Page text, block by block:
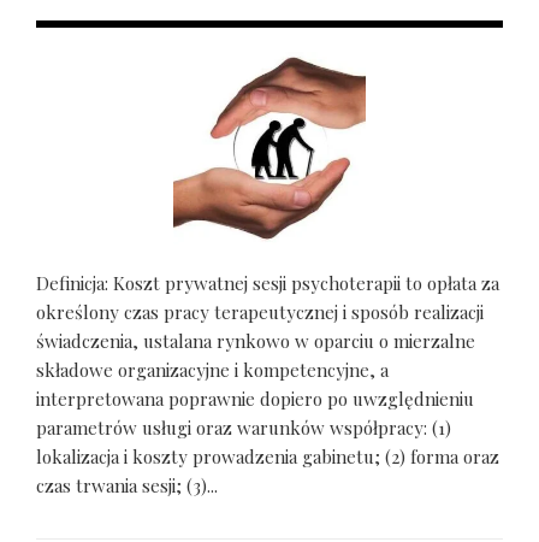
Definicja: Koszt prywatnej sesji psychoterapii to opłata za
określony czas pracy terapeutycznej i sposób realizacji
świadczenia, ustalana rynkowo w oparciu o mierzalne
składowe organizacyjne i kompetencyjne, a
interpretowana poprawnie dopiero po uwzględnieniu
parametrów usługi oraz warunków współpracy: (1)
lokalizacja i koszty prowadzenia gabinetu; (2) forma oraz
czas trwania sesji; (3)...